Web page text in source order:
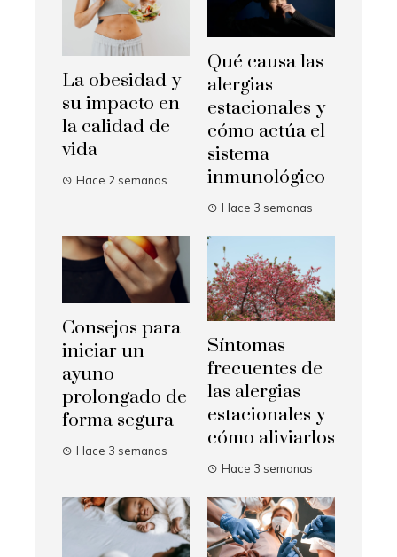
La obesidad y
su impacto en
la calidad de
vida
Hace 2 semanas
Qué causa las
alergias
estacionales y
cómo actúa el
sistema
inmunológico
Hace 3 semanas
Consejos para
iniciar un
ayuno
prolongado de
forma segura
Hace 3 semanas
Síntomas
frecuentes de
las alergias
estacionales y
cómo aliviarlos
Hace 3 semanas